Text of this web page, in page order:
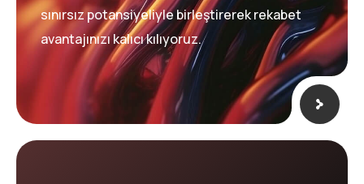
sınırsız potansiyeliyle birleştirerek rekabet
avantajınızı kalıcı kılıyoruz.